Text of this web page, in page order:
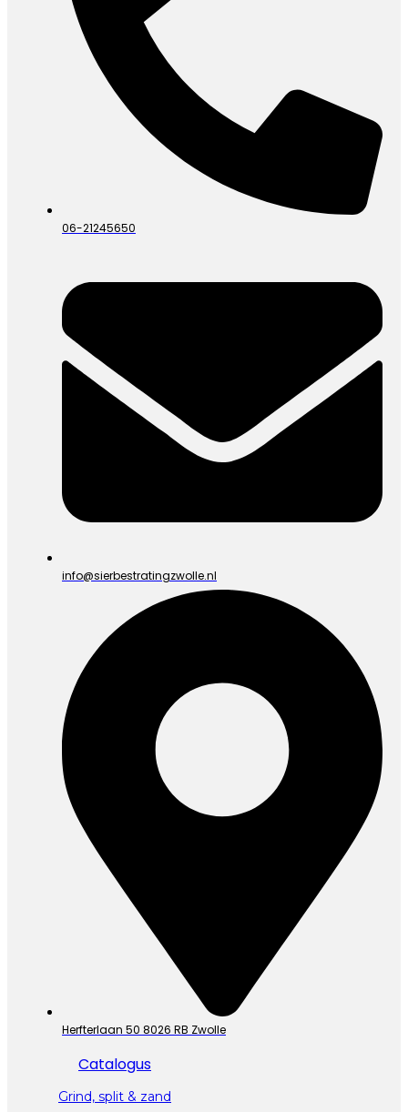
06-21245650
info@sierbestratingzwolle.nl
Herfterlaan 50 8026 RB Zwolle
Catalogus
Grind, split & zand